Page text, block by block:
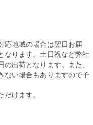
応地域の場合は翌日お届
なります。土日祝など弊社
出荷となります。また、
ない場合もありますので予
けます。